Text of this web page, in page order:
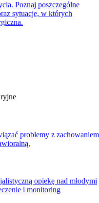
Poznaj poszczególne
sytuacje, w których
problemy z zachowaniem
opiekę nad młodymi
i monitoring